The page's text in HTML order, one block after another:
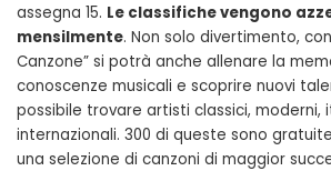
assegna 15. Le classifiche vengono
mensilmente. Non solo divertimento,
Canzone” si potrà anche allenare la
conoscenze musicali e scoprire nuovi
possibile trovare artisti classici, moderni,
internazionali. 300 di queste sono
una selezione di canzoni di maggior